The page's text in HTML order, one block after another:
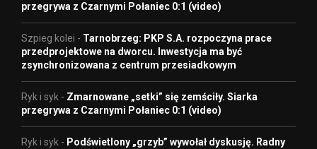
przegrywa z Czarnymi Połaniec 0:1 (video)
Szpieg kolei - Tarnobrzeg: PKP S.A. rozpoczyna prace
przedprojektowe na dworcu. Inwestycja ma być
zsynchronizowana z centrum przesiadkowym
Ryk i syk - Zmarnowane „setki” się zemściły. Siarka
przegrywa z Czarnymi Połaniec 0:1 (video)
Ryk i syk - Podświetlony „grzyb” wywołał dyskusję. Radny